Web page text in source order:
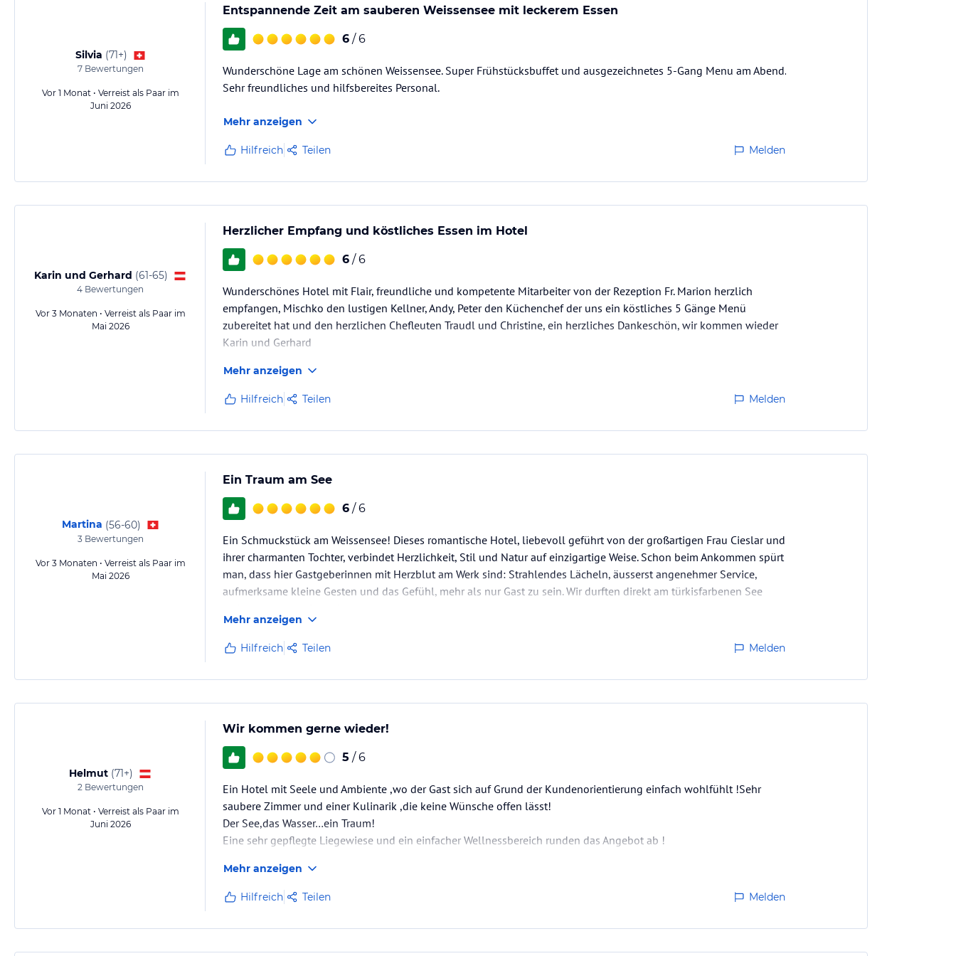
Für Abwechslung sorgt eine Fülle von Aktivitäten im Naturpark Weissensee.
Hinweis: Allgemeine und unverbindliche Hoteliers-/Veranstalter-/Kataloginformationen. Alle Angaben ohne
Gewähr und ohne Prüfung durch HolidayCheck. Bitte lies vor der Buchung die verbindlichen
Silvia (71+)
7Bewertungen
Vor 1 Monat • Verreist als Paar im
Juni 2026
Entspannende Zeit am sauberen Weissensee mit leckerem Essen
6 / 6
Wunderschöne Lage am schönen Weissensee. Super Frühstücksbuffet und ausgezeichnetes 5-Gang Menu am Abend.
Sehr freundliches und hilfsbereites Personal.
Mehr anzeigen
Hilfreich Teilen Melden
Karin und Gerhard (61-65)
4 Bewertungen
Vor 3 Monaten • Verreist als Paar im
Mai 2026
Herzlicher Empfang und köstliches Essen im Hotel
6 / 6
Wunderschönes Hotel mit Flair, freundliche und kompetente Mitarbeiter von der Rezeption Fr. Marion herzlich
empfangen, Mischko den lustigen Kellner, Andy, Peter den Küchenchef der uns ein köstliches 5 Gänge Menü
zubereitet hat und den herzlichen Chefleuten Traudl und Christine, ein herzliches Dankeschön, wir kommen wieder
Karin und Gerhard
Mehr anzeigen
Hilfreich Teilen Melden
Martina (56-60)
3Bewertungen
Vor 3 Monaten • Verreist als Paar im
Mai 2026
Ein Traum am See
6 / 6
Ein Schmuckstück am Weissensee! Dieses romantische Hotel, liebevoll geführt von der großartigen Frau Cieslar und
ihrer charmanten Tochter, verbindet Herzlichkeit, Stil und Natur auf einzigartige Weise. Schon beim Ankommen spürt
man, dass hier Gastgeberinnen mit Herzblut am Werk sind: Strahlendes Lächeln, äusserst angenehmer Service,
aufmerksame kleine Gesten und das Gefühl, mehr als nur Gast zu sein. Wir durften direkt am türkisfarbenen See
Kulinarik: Regional, frisch und mit viel…
Mehr anzeigen
Hilfreich Teilen Melden
Helmut (71+)
2Bewertungen
Vor 1 Monat • Verreist als Paar im
Juni 2026
Wir kommen gerne wieder!
5 / 6
Ein Hotel mit Seele und Ambiente ,wo der Gast sich auf Grund der Kundenorientierung einfach wohlfühlt !Sehr
saubere Zimmer und einer Kulinarik ,die keine Wünsche offen lässt!
Der See,das Wasser…ein Traum!
Eine sehr gepflegte Liegewiese und ein einfacher Wellnessbereich runden das Angebot ab !
Mehr anzeigen
Hilfreich Teilen Melden